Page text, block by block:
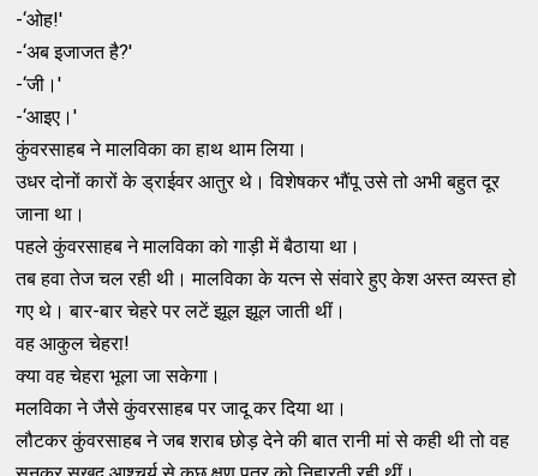
-‘ओह!'
-‘अब इजाजत है?'
-‘जी।'
-‘आइए।'
कुंवरसाहब ने मालविका का हाथ थाम लिया।
उधर दोनों कारों के ड्राईवर आतुर थे। विशेषकर भौंपू उसे तो अभी बहुत दूर
जाना था।
पहले कुंवरसाहब ने मालविका को गाड़ी में बैठाया था।
तब हवा तेज चल रही थी। मालविका के यत्‍न से संवारे हुए केश अस्‍त व्‍यस्‍त हो
गए थे। बार-बार चेहरे पर लटें झूल झूल जाती थीं।
वह आकुल चेहरा!
क्‍या वह चेहरा भूला जा सकेगा।
मलविका ने जैसे कुंवरसाहब पर जादू कर दिया था।
लौटकर कुंवरसाहब ने जब शराब छोड़ देने की बात रानी मां से कही थी तो वह